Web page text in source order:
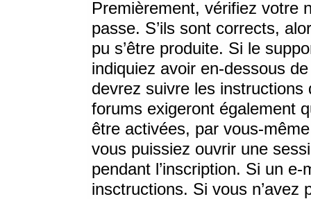
Premièrement, vérifiez votre
passe. S’ils sont corrects,
pu s’être produite. Si le
indiquiez avoir en-dessous
devrez suivre les
forums exigeront également
être activées, par vous-
vous puissiez ouvrir une
pendant l’inscription. Si un
insctructions. Si vous n’avez